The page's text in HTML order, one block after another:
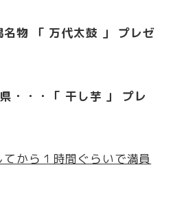
「 万代太鼓 」 プレゼ
・・「 干し芋 」 プレ
から１時間ぐらいで満員